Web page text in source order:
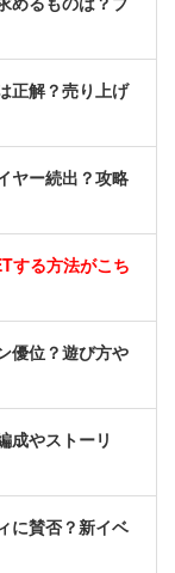
正解？売り上げ
ヤー続出？攻略
する方法がこち
優位？遊び方や
成やストーリ
に賛否？新イベ